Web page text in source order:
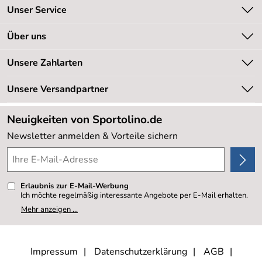
Unser Service
Kontakt
Newsletter
Retourenabwicklung
Lieferbedingungen
Kundenlogin
Über uns
Unsere Bestseller
Neu
Sale %
Kundenbewertungen (20.178)
4,8/5*****
Unsere Zahlarten
Unsere Versandpartner
Neuigkeiten von Sportolino.de
Newsletter anmelden & Vorteile sichern
Erlaubnis zur E-Mail-Werbung
Ich möchte regelmäßig interessante Angebote per E-Mail erhalten.
Meine E-Mail-Adresse wird nicht an andere Unternehmen
weitergegeben. Zu statistischen Zwecken wird in anonymer Form
kann ich jederzeit mit Wirkung für die Zukunft widerrufen, indem ich
den Link "Abmelden" am Ende des Newsletters anklicke oder die
Mehr anzeigen ...
Impressum Datenschutzerklärung AGB